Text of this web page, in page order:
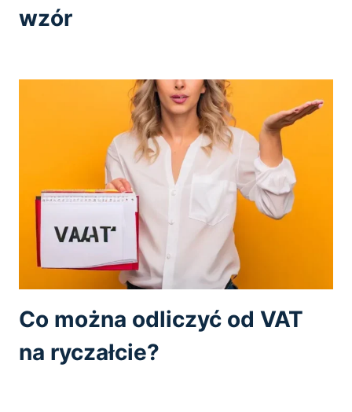
wzór
Co można odliczyć od VAT
na ryczałcie?